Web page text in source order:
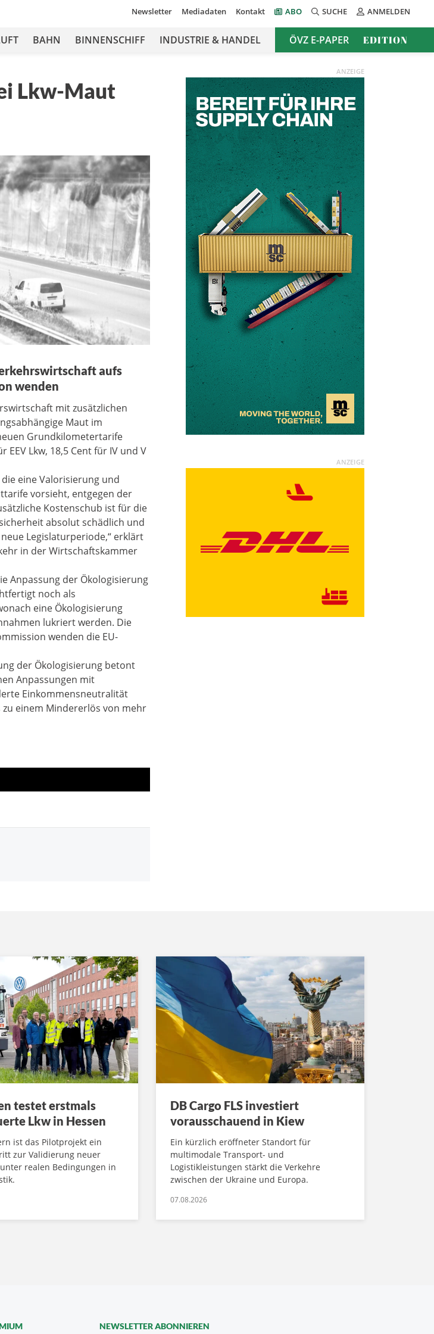
Newsletter Mediadaten Kontakt ABO SUCHE ANMELDEN
BAHN BINNENSCHIFF INDUSTRIE & HANDEL ÖVZ E-PAPER EDITION
Lkw-Maut
aufs
wenden
mit zusätzlichen
Maut im
Grundkilometertarife
EEV Lkw, 18,5 Cent für IV und V
eine Valorisierung und
vorsieht, entgegen der
Kostenschub ist für die
absolut schädlich und
Legislaturperiode,“ erklärt
in der Wirtschaftskammer
Anpassung der Ökologisierung
noch als
eine Ökologisierung
lukriert werden. Die
wenden die EU-
der Ökologisierung betont
Anpassungen mit
Einkommensneutralität
einem Mindererlös von mehr
ANZEIGE
ANZEIGE
testet erstmals
Lkw in Hessen
ist das Pilotprojekt ein
zur Validierung neuer
realen Bedingungen in
DB Cargo FLS investiert
vorausschauend in Kiew
Ein kürzlich eröffneter Standort für
multimodale Transport- und
Logistikleistungen stärkt die Verkehre
zwischen der Ukraine und Europa.
07.08.2026
NEWSLETTER ABONNIEREN